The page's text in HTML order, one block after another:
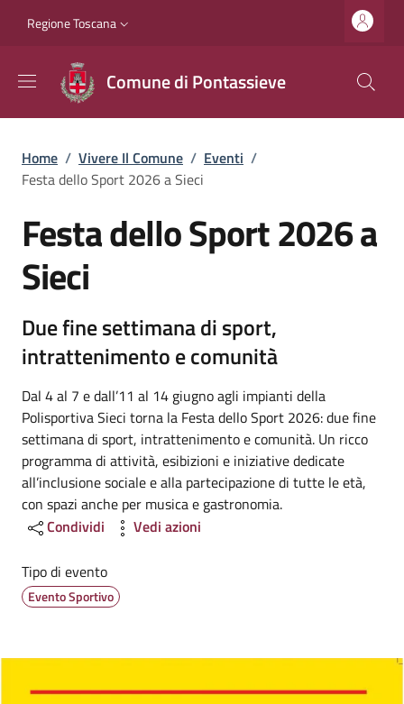
Slim top
Regione Toscana
Comune di Pontassieve
Briciole di pane
Home / Vivere Il Comune / Eventi /
Festa dello Sport 2026 a Sieci
Festa dello Sport 2026 a
Sieci
Due fine settimana di sport,
intrattenimento e comunità
Dal 4 al 7 e dall’11 al 14 giugno agli impianti della
Polisportiva Sieci torna la Festa dello Sport 2026: due fine
settimana di sport, intrattenimento e comunità. Un ricco
programma di attività, esibizioni e iniziative dedicate
all’inclusione sociale e alla partecipazione di tutte le età,
con spazi anche per musica e gastronomia.
Condividi
Vedi azioni
Tipo di evento
Evento Sportivo